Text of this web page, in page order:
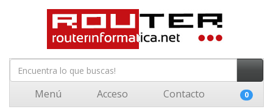
Menú Acceso Contacto 0